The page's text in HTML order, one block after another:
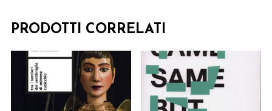
PRODOTTI CORRELATI